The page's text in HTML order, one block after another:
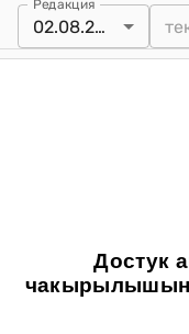
Редакция
02.08.2024